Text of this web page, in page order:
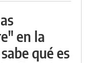
en la
qué es